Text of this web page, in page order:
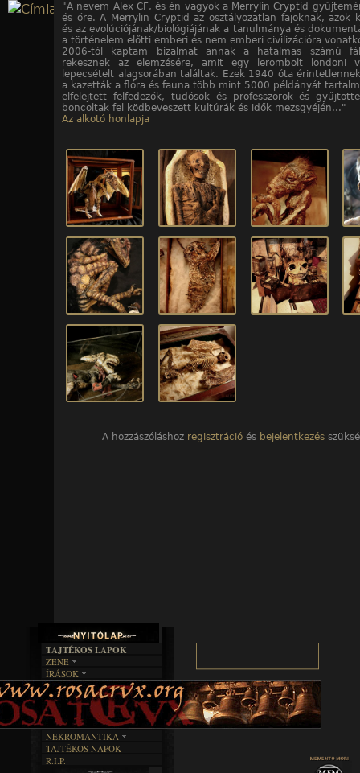
Jump to navigation
"A nevem Alex CF, és én vagyok a Merrylin Cryptid
és őre. A Merrylin Cryptid az osztályozatlan fajoknak, azok
és az evolúciójának/biológiájának a tanulmánya és
a történelem előtti emberi és nem emberi civilizációra
2006-tól kaptam bizalmat annak a hatalmas számú
rekesznek az elemzésére, amit egy lerombolt londoni
lepecsételt alagsorában találtak. Ezek 1940 óta
a kazetták a flóra és fauna több mint 5000 példányát
elfelejtett felfedezők, tudósok és professzorok és
boncoltak fel ködbeveszett kultúrák és idők mezsgyéjén..."
Az alkotó honlapja
10/1. kép
10/2. kép
10/3. kép
10/4. kép
10/5. kép
10/6. kép
10/7. kép
10/8. kép
10/9. kép
10/10. kép
A hozzászóláshoz regisztráció és bejelentkezés
TAJTÉKOS LAPOK
ZENE
EGYÜTTESEK
INTERJÚK
FORDÍTÁSOK
DALSZÖVEGEK
ÍRÁSOK
IRODALOM
FILM
MŰVÉSZET
ÍRÁSTÖRTÉNET
BOSZORKÁNYKONYHA
FEKETE HUMOR
KÉPES
SZÖVEGES
RENDEZVÉNYEK
NEKROMANTIKA
AKTUÁLIS
A MÚLT
TAJTÉKOS NAPOK
R.I.P.